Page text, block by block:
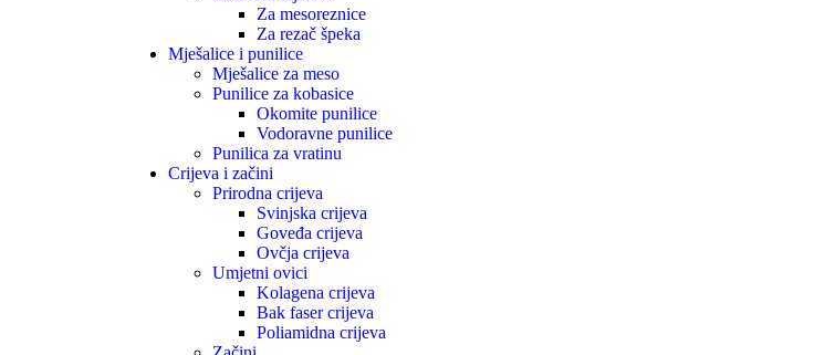
Za mesoreznice
Za rezač špeka
Mješalice i punilice
Mješalice za meso
Punilice za kobasice
Okomite punilice
Vodoravne punilice
Punilica za vratinu
Crijeva i začini
Prirodna crijeva
Svinjska crijeva
Goveđa crijeva
Ovčja crijeva
Umjetni ovici
Kolagena crijeva
Bak faser crijeva
Poliamidna crijeva